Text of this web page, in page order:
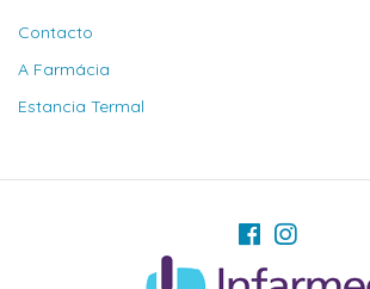
Contacto
A Farmácia
Estancia Termal